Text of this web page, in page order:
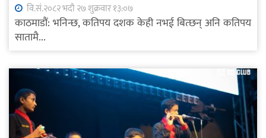
वि.सं.२०८२ भदौ २७ शुक्रवार १३:०७
काठमाडौं: भनिन्छ, कतिपय दशक केही नभई बित्छन् अनि कतिपय
सातामै...